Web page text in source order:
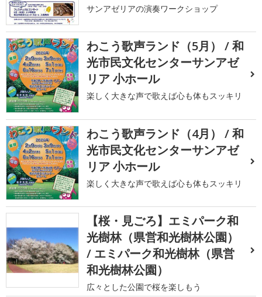
サンアゼリアの演奏ワークショップ
わこう歌声ランド（5月） / 和
光市民文化センターサンアゼ
リア 小ホール
楽しく大きな声で歌えば心も体もスッキリ
わこう歌声ランド（4月） / 和
光市民文化センターサンアゼ
リア 小ホール
楽しく大きな声で歌えば心も体もスッキリ
【桜・見ごろ】エミパーク和
光樹林（県営和光樹林公園）
/ エミパーク和光樹林（県営
和光樹林公園）
広々とした公園で桜を楽しもう